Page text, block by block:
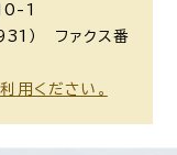
1
） ファクス番
用ください。